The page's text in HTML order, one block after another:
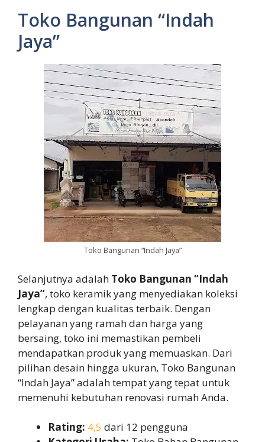
Toko Bangunan “Indah
Jaya”
Toko Bangunan “Indah Jaya”
Selanjutnya adalah Toko Bangunan “Indah
Jaya”, toko keramik yang menyediakan koleksi
lengkap dengan kualitas terbaik. Dengan
pelayanan yang ramah dan harga yang
bersaing, toko ini memastikan pembeli
mendapatkan produk yang memuaskan. Dari
pilihan desain hingga ukuran, Toko Bangunan
“Indah Jaya” adalah tempat yang tepat untuk
memenuhi kebutuhan renovasi rumah Anda.
Rating: 4,5 dari 12 pengguna